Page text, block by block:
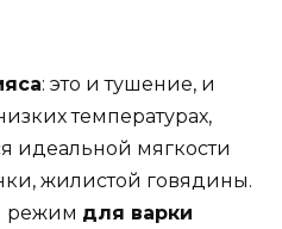
: это и тушение, и
температурах,
идеальной мягкости
жилистой говядины.
режим для варки